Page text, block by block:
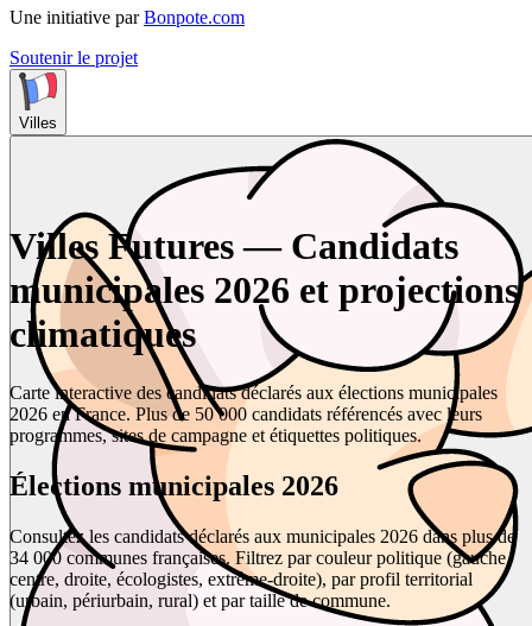
Une initiative par Bonpote.com
Soutenir le projet
Villes
Villes Futures — Candidats
municipales 2026 et projections
climatiques
Carte interactive des candidats déclarés aux élections municipales
2026 en France. Plus de 50 000 candidats référencés avec leurs
programmes, sites de campagne et étiquettes politiques.
Élections municipales 2026
Consultez les candidats déclarés aux municipales 2026 dans plus de
34 000 communes françaises. Filtrez par couleur politique (gauche,
centre, droite, écologistes, extrême-droite), par profil territorial
(urbain, périurbain, rural) et par taille de commune.